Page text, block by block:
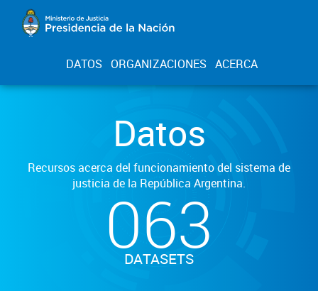
DATOS ORGANIZACIONES ACERCA
Datos
Recursos acerca del funcionamiento del sistema de
justicia de la República Argentina.
063
DATASETS